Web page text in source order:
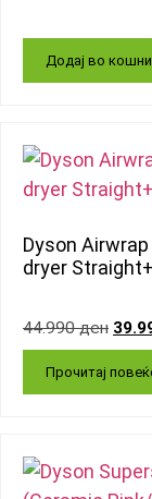
Додај во
Dyson
dryer
44.990ден
Прочитај